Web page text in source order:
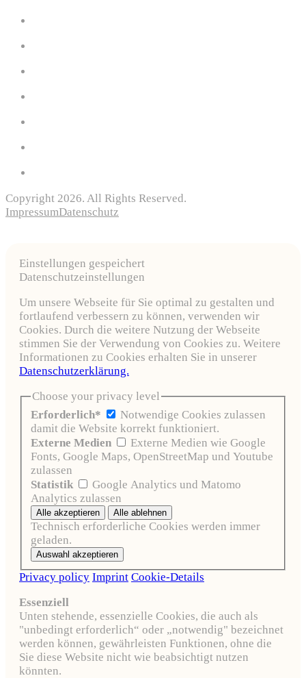
Copyright 2026. All Rights Reserved.
ImpressumDatenschutz
Einstellungen gespeichert
Datenschutzeinstellungen
Um unsere Webseite für Sie optimal zu gestalten und
fortlaufend verbessern zu können, verwenden wir
Cookies. Durch die weitere Nutzung der Webseite
stimmen Sie der Verwendung von Cookies zu. Weitere
Informationen zu Cookies erhalten Sie in unserer
Datenschutzerklärung.
Choose your privacy level
Erforderlich*
Notwendige Cookies zulassen
damit die Website korrekt funktioniert.
Externe Medien
Externe Medien wie Google
Fonts, Google Maps, OpenStreetMap und Youtube
zulassen
Statistik
Google Analytics und Matomo
Analytics zulassen
Technisch erforderliche Cookies werden immer
geladen.
Privacy policy Imprint Cookie-Details
Essenziell
Unten stehende, essenzielle Cookies, die auch als
"unbedingt erforderlich“ oder „notwendig" bezeichnet
werden können, gewährleisten Funktionen, ohne die
Sie diese Website nicht wie beabsichtigt nutzen
könnten.